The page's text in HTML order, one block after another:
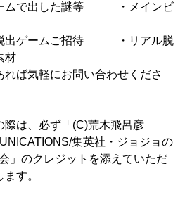
ームで出した謎等 ・メインビ
脱出ゲームご招待 ・リアル脱
材
ば気軽にお問い合わせくださ
は、必ず「(C)荒木飛呂彦
集英社・ジョジョの
」のクレジットを添えていただ
す。